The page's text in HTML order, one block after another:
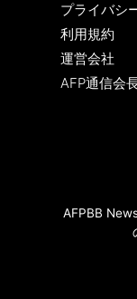
プライバシ
利用規約
運営会社
AFP通信会
AFPBB